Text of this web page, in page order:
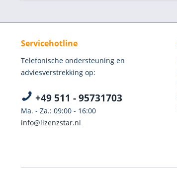
Servicehotline
Telefonische ondersteuning en
adviesverstrekking op:
+49 511 - 95731703
Ma. - Za.: 09:00 - 16:00
info@lizenzstar.nl